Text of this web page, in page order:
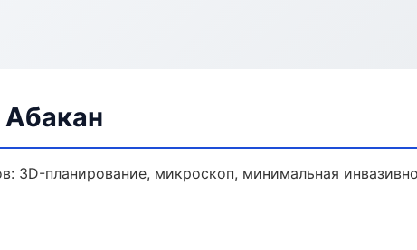
Абакан
3D-планирование, микроскоп, минимальная